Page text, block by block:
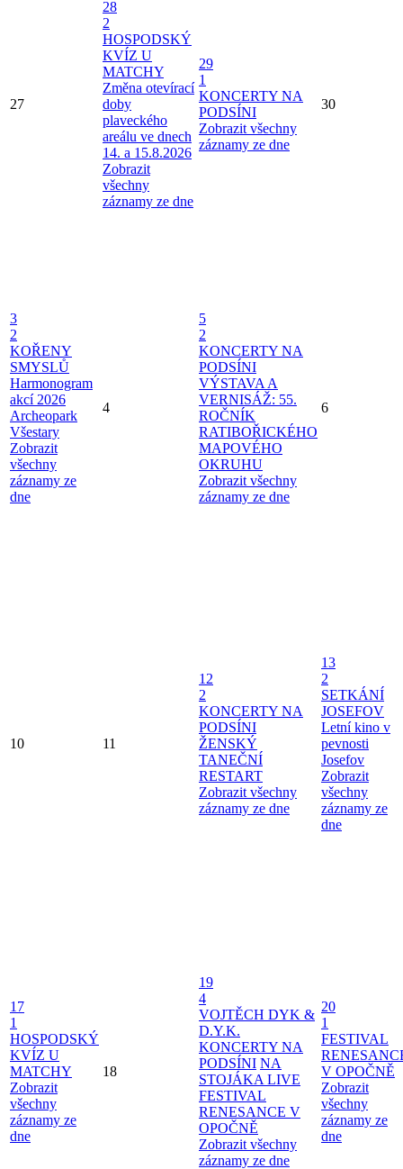
27
28
2
HOSPODSKÝ
KVÍZ U
MATCHY
Změna otevírací
doby
plaveckého
areálu ve dnech
14. a 15.8.2026
Zobrazit
všechny
záznamy ze dne
29
1
KONCERTY NA
PODSÍNI
Zobrazit všechny
záznamy ze dne
30
3
2
KOŘENY
SMYSLŮ
Harmonogram
akcí 2026
Archeopark
Všestary
Zobrazit
všechny
záznamy ze
dne
4
5
2
KONCERTY NA
PODSÍNI
VÝSTAVA A
VERNISÁŽ: 55.
ROČNÍK
RATIBOŘICKÉHO
MAPOVÉHO
OKRUHU
Zobrazit všechny
záznamy ze dne
6
10 11
12
2
KONCERTY NA
PODSÍNI
ŽENSKÝ
TANEČNÍ
RESTART
Zobrazit všechny
záznamy ze dne
13
2
SETKÁNÍ
JOSEFOV
Letní kino v
pevnosti
Josefov
Zobrazit
všechny
záznamy ze
dne
17
1
HOSPODSKÝ
KVÍZ U
MATCHY
Zobrazit
všechny
záznamy ze
dne
18
19
4
VOJTĚCH DYK &
D.Y.K.
KONCERTY NA
PODSÍNI NA
STOJÁKA LIVE
FESTIVAL
RENESANCE V
OPOČNĚ
Zobrazit všechny
záznamy ze dne
20
1
FESTIVAL
V OPOČNĚ
Zobrazit
všechny
záznamy ze
dne